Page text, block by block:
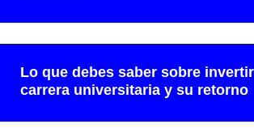
Lo que debes saber sobre
carrera universitaria y su retorno